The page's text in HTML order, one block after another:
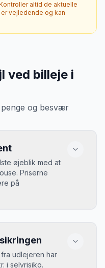
altid de aktuelle
vejledende og kan
ved billeje i
og besvær
øjeblik med at
Priserne
på
og de bedste
udlejeren har
i selvrisiko.